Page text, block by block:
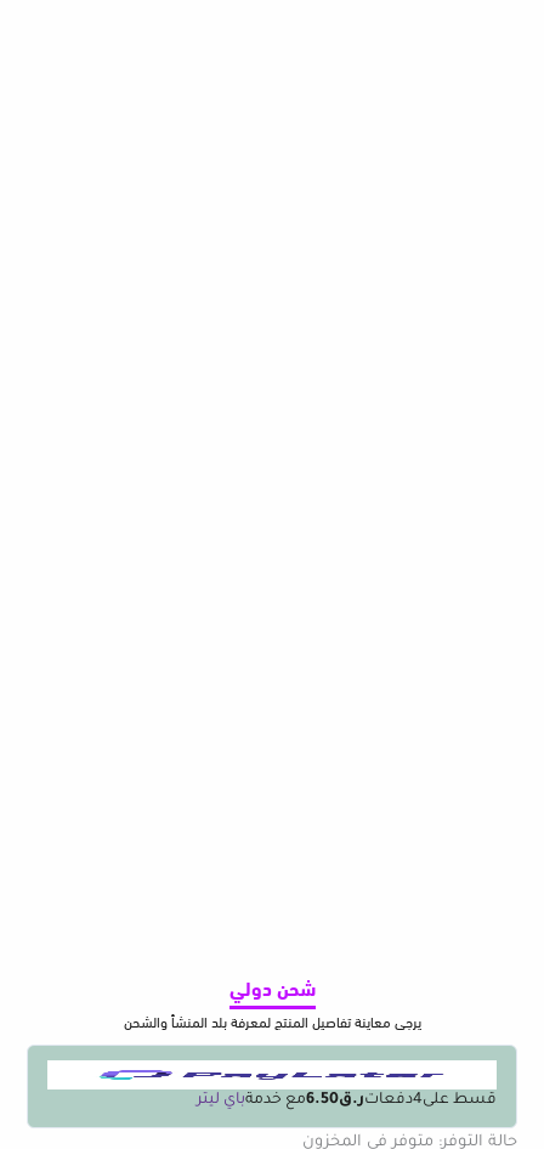
حالة التوفر: متوفر في المخزون كمية
قسط على4دفعاتر.ق6.50 مع خدمةباي ليتر
شحن دولي
يرجى معاينة تفاصيل المنتج لمعرفة بلد المنشأ والشحن